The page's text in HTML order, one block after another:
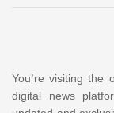
You’re visiting the
digital news